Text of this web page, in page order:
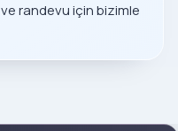
randevu için bizimle